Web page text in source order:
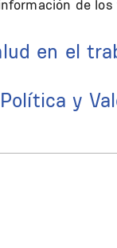
de
en el
y